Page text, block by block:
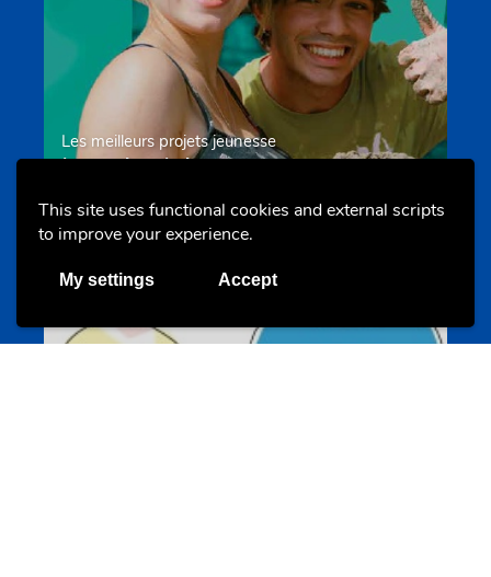
This site uses functional cookies and external scripts
to improve your experience.
My settings Accept
Les meilleurs projets jeunesse
jugendprais.lu